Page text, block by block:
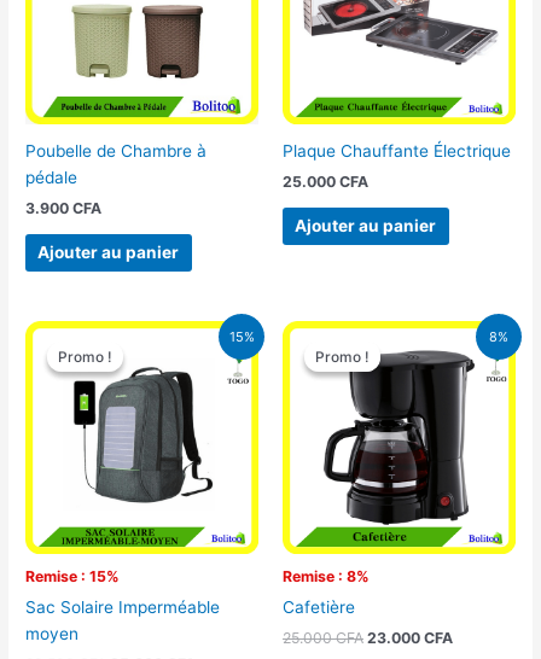
Poubelle de Chambre à
pédale
3.900CFA
Ajouter au panier
Plaque Chauffante Électrique
25.000 CFA
Ajouter au panier
15%
Promo !
Remise : 15%
Promo !
Sac Solaire Imperméable
moyen
Le
prix
initial
était :
29.500 CFA.
Le
prix
actuel
8%
Promo !
Remise : 8%
Promo !
Cafetière
25.000CFA
Le
prix
initial
25.000 CFA.
23.000 CFA
Le
prix
actuel
est :
23.000 CFA.